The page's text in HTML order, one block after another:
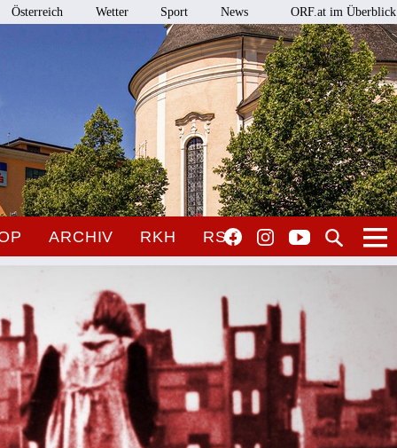
Österreich Wetter Sport News ORF.at im Überblick
ARCHIV RKH RSO